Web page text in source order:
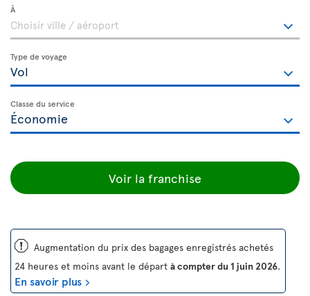
À
Type de voyage
Classe du service
Voir la franchise
ü Augmentation du prix des bagages enregistrés achetés
24 heures et moins avant le départ à compter du 1 juin 2026.
En savoir plus